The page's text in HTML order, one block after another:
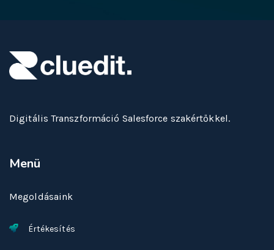
Digitális Transzformáció Salesforce szakértőkkel.
Menü
Megoldásaink
Értékesítés